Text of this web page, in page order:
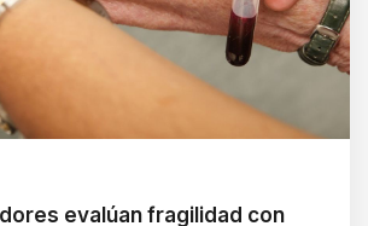
evalúan fragilidad con